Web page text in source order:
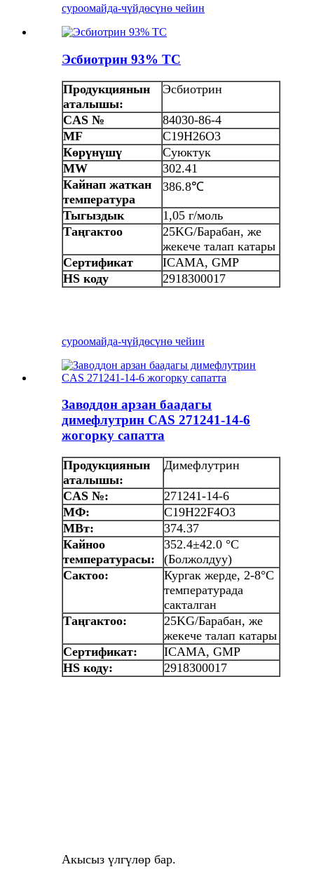
суроомайда-чүйдөсүнө чейин
Эсбиотрин 93% TC
Продукциянын
аталышы:
Эсбиотрин
CAS №
84030-86-4
MF
C19H26O3
Көрүнүшү
Суюктук
MW
302.41
Кайнап жаткан
температура
386.8℃
Тыгыздык
1,05 г/моль
Таңгактоо
25KG/Барабан, же
жекече талап катары
Сертификат
ICAMA, GMP
HS коду
2918300017
суроомайда-чүйдөсүнө чейин
Заводдон арзан баадагы
димефлутрин CAS 271241-14-6
жогорку сапатта
Продукциянын
аталышы:
Димефлутрин
CAS №:
271241-14-6
МФ:
C19H22F4O3
МВт:
374.37
Кайноо
температурасы:
352.4±42.0 °C
(Болжолдуу)
Сактоо:
Кургак жерде, 2-8°C
температурада
сакталган
Таңгактоо:
25KG/Барабан, же
жекече талап катары
Сертификат:
ICAMA, GMP
HS коду:
2918300017
Акысыз үлгүлөр бар.